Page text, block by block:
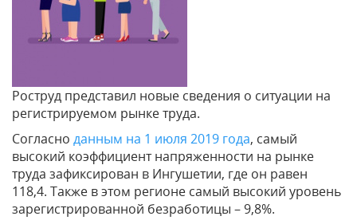
Роструд представил новые сведения о ситуации на
регистрируемом рынке труда.
Согласно данным на 1 июля 2019 года, самый
высокий коэффициент напряженности на рынке
труда зафиксирован в Ингушетии, где он равен
118,4. Также в этом регионе самый высокий уровень
зарегистрированной безработицы – 9,8%.